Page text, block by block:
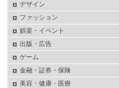
デザイン
ファッション
娯楽・イベント
出版・広告
ゲーム
金融・証券・保険
美容・健康・医療